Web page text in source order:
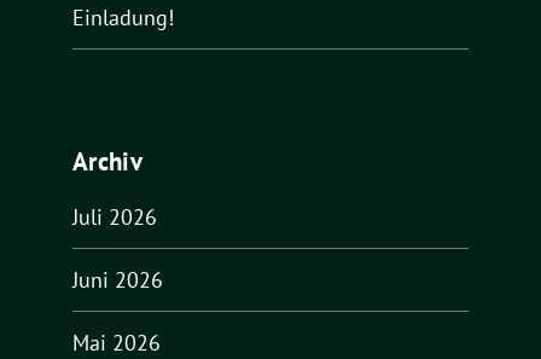
Einladung!
Archiv
Juli 2026
Juni 2026
Mai 2026